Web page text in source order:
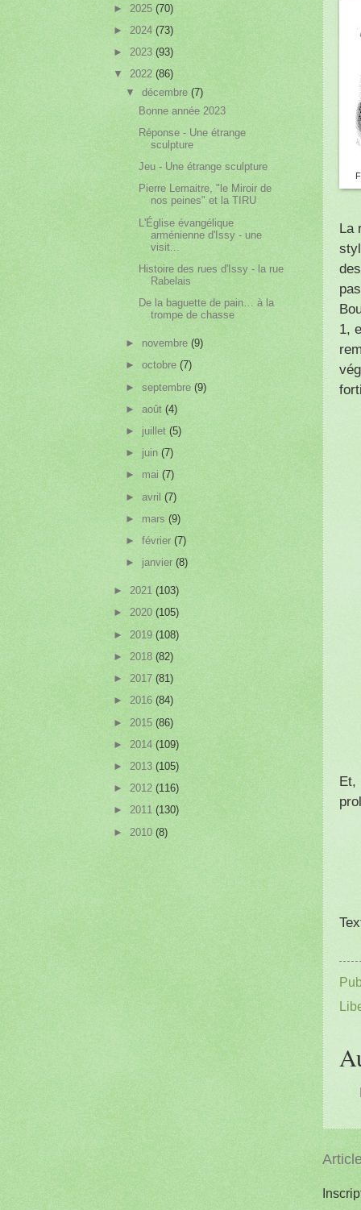
La
1,
Et,
► 2025 (70)
► 2024 (73)
► 2023 (93)
▼ 2022 (86)
▼décembre(7)
Bonne année 2023
Réponse - Une étrange
sculpture
Jeu - Une étrange sculpture
Pierre Lemaitre, "le Miroir de
nos peines" et la TIRU
L'Église évangélique
arménienne d'Issy - une
visit...
Histoire des rues d'Issy - la rue
Rabelais
De la baguette de pain… à la
trompe de chasse
► novembre(9)
►octobre(7)
►septembre(9)
►août(4)
► juillet(5)
► juin(7)
► mai(7)
►avril(7)
►mars(9)
►février(7)
►janvier(8)
► 2021 (103)
► 2020 (105)
► 2019 (108)
► 2018 (82)
► 2017 (81)
► 2016 (84)
► 2015 (86)
► 2014 (109)
► 2013 (105)
► 2012 (116)
► 2011 (130)
► 2010 (8)